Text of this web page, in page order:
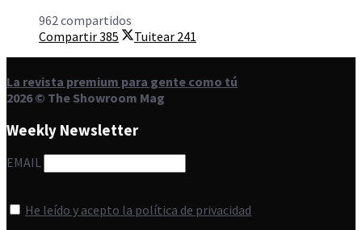
962 compartidos
Compartir385 Tuitear 241
La revista premium para gente como tú
2026 © The Showroom Mag
Weekly Newsletter
EMAIL
He leído y acepto la política de privacidad